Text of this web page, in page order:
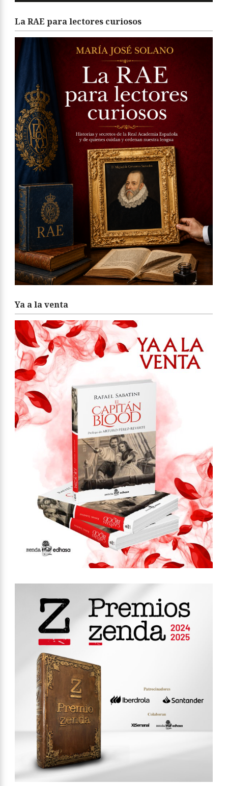
La RAE para lectores curiosos
Ya a la venta